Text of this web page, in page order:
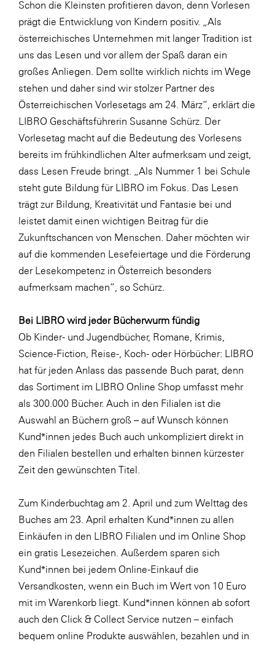
PHH Rechtsanwält:innen
Primark
sebamed
SeneCura
SKINUANCE®
Somfy
Sony DADC
SPIEGLTEC
STIHL Tirol
TAG GmbH
Verband Druck Medien Österreich
Wirtschaftskammer Salzburg
WKS Fachgruppe Fahrzeughandel und
Fahrzeugtechnik
WKS Fachgruppe Finanzdienstleister
Zühlke
Schon die Kleinsten profitieren davon, denn Vorlesen
prägt die Entwicklung von Kindern positiv. „Als
österreichisches Unternehmen mit langer Tradition ist
uns das Lesen und vor allem der Spaß daran ein
großes Anliegen. Dem sollte wirklich nichts im Wege
stehen und daher sind wir stolzer Partner des
Österreichischen Vorlesetags am 24. März“, erklärt die
LIBRO Geschäftsführerin Susanne Schürz. Der
Vorlesetag macht auf die Bedeutung des Vorlesens
bereits im frühkindlichen Alter aufmerksam und zeigt,
dass Lesen Freude bringt. „Als Nummer 1 bei Schule
steht gute Bildung für LIBRO im Fokus. Das Lesen
trägt zur Bildung, Kreativität und Fantasie bei und
leistet damit einen wichtigen Beitrag für die
Zukunftschancen von Menschen. Daher möchten wir
auf die kommenden Lesefeiertage und die Förderung
der Lesekompetenz in Österreich besonders
aufmerksam machen“, so Schürz.
Bei LIBRO wird jeder Bücherwurm fündig
Ob Kinder- und Jugendbücher, Romane, Krimis,
Science-Fiction, Reise-, Koch- oder Hörbücher: LIBRO
hat für jeden Anlass das passende Buch parat, denn
das Sortiment im LIBRO Online Shop umfasst mehr
als 300.000 Bücher. Auch in den Filialen ist die
Auswahl an Büchern groß – auf Wunsch können
Kund*innen jedes Buch auch unkompliziert direkt in
den Filialen bestellen und erhalten binnen kürzester
Zeit den gewünschten Titel.
Zum Kinderbuchtag am 2. April und zum Welttag des
Buches am 23. April erhalten Kund*innen zu allen
Einkäufen in den LIBRO Filialen und im Online Shop
ein gratis Lesezeichen. Außerdem sparen sich
Kund*innen bei jedem Online-Einkauf die
Versandkosten, wenn ein Buch im Wert von 10 Euro
mit im Warenkorb liegt. Kund*innen können ab sofort
auch den Click & Collect Service nutzen – einfach
bequem online Produkte auswählen, bezahlen und in